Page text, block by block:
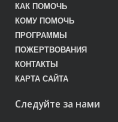
КАК ПОМОЧЬ
КОМУ ПОМОЧЬ
ПРОГРАММЫ
ПОЖЕРТВОВАНИЯ
КОНТАКТЫ
КАРТА САЙТА
Следуйте за нами